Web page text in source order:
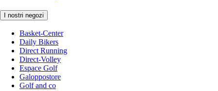
I nostri negozi
Basket-Center
Daily Bikers
Direct Running
Direct-Volley
Espace Golf
Galoppostore
Golf and co